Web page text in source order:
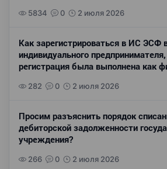
5834 0 2 июля 2026
Как зарегистрироваться в ИС ЭСФ
индивидуального
регистрация была выполнена как
282 0 2 июля 2026
Просим разъяснить порядок
дебиторской задолженности
учреждения?
266 0 2 июля 2026